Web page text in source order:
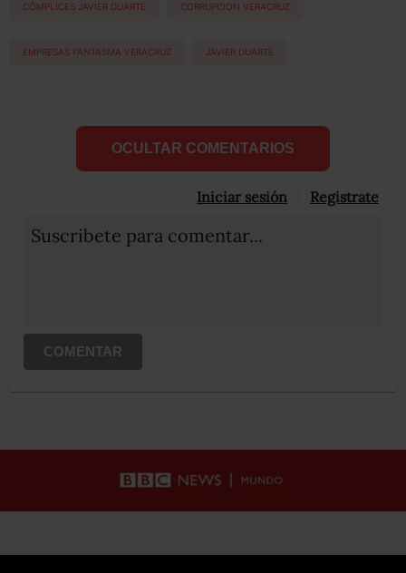
CÓMPLICES JAVIER DUARTE CORRUPCION VERACRUZ
EMPRESAS FANTASMA VERACRUZ JAVIER DUARTE
OCULTAR COMENTARIOS
Iniciar sesión Registrate
Suscribete para comentar...
COMENTAR